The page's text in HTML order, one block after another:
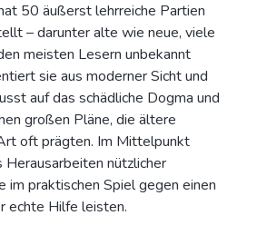
50 äußerst lehrreiche Partien
– darunter alte wie neue, viele
meisten Lesern unbekannt
sie aus moderner Sicht und
auf das schädliche Dogma und
großen Pläne, die ältere
oft prägten. Im Mittelpunkt
nützlicher
im praktischen Spiel gegen einen
echte Hilfe leisten.